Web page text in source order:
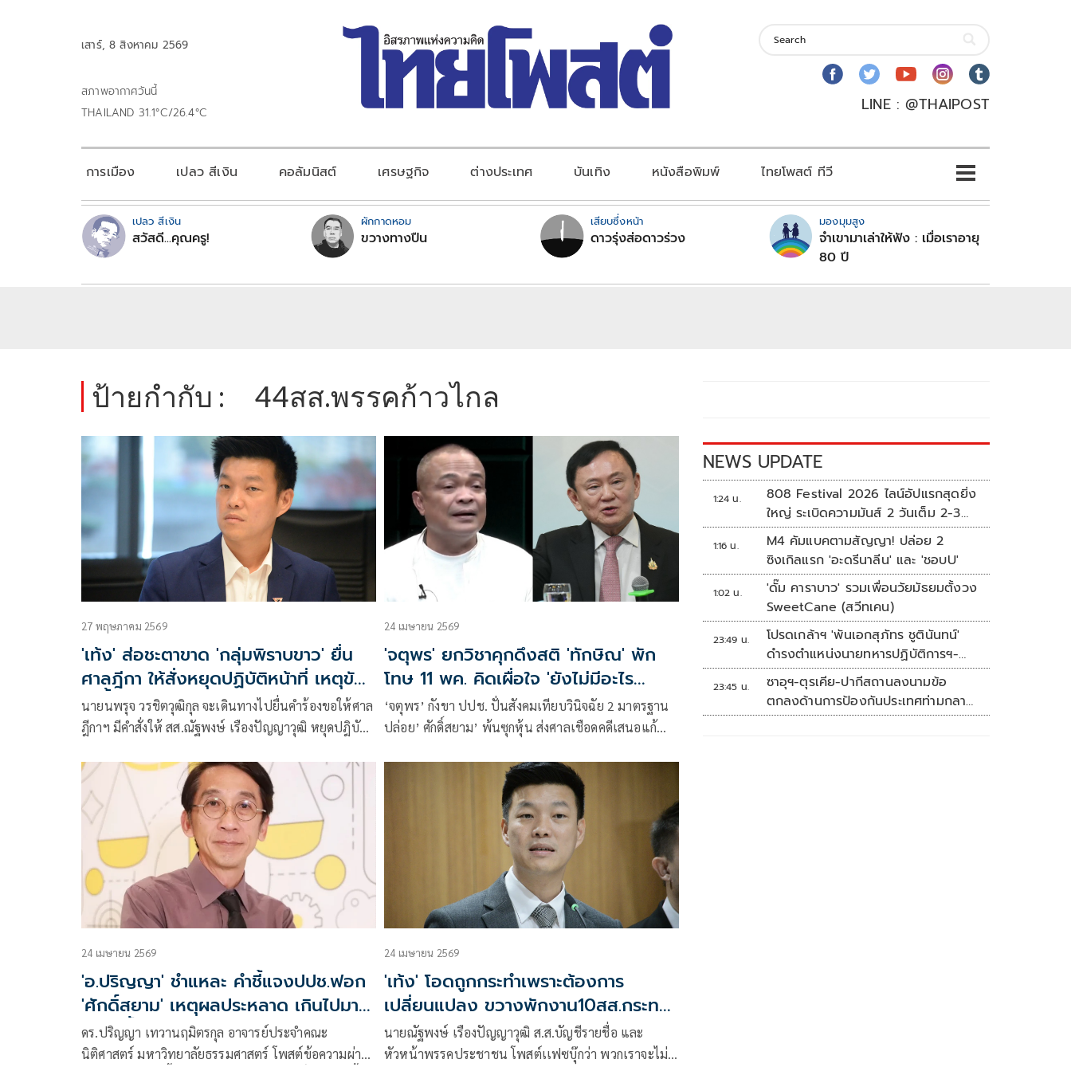
เสาร์, 8 สิงหาคม 2569
สภาพอากาศวันนี้
THAILAND 31.1°C/26.4°C
LINE : @THAIPOST
การเมือง เปลว สีเงิน คอลัมนิสต์ เศรษฐกิจ ต่างประเทศ บันเทิง หนังสือพิมพ์ ไทยโพสต์ ทีวี
เปลว สีเงิน
สวัสดี...คุณครู!
ผักกาดหอม
ขวางทางปืน
เสียบซึ่งหน้า
ดาวรุ่งส่อดาวร่วง
มองมุมสูง
จำเขามาเล่าให้ฟัง : เมื่อเราอายุ
80 ปี
ป้ายกำกับ : 44สส.พรรคก้าวไกล
27 พฤษภาคม 2569
'เท้ง' ส่อชะตาขาด 'กลุ่มพิราบขาว' ยื่น
ศาลฎีกา ให้สั่งหยุดปฏิบัติหน้าที่ เหตุขัด
คำสั่้งศาล
นายนพรุจ วรชิตวุฒิกุล จะเดินทางไปยื่นคำร้องขอให้ศาล
ฎีกาฯ มีคำสั่งให้ สส.ณัฐพงษ์ เรืองปัญญาวุฒิ หยุดปฎิบัติ
คดี 44 อดีต สส.พรรคก้าวไกล จากกรณีให้สัมภาษณ์ส่อ
เซาะกร่อนบ่อนทำลายสถาบันอย่างต่อเนื่อง
24 เมษายน 2569
'จตุพร' ยกวิชาคุกดึงสติ 'ทักษิณ' พัก
โทษ 11 พค. คิดเผื่อใจ 'ยังไม่มีอะไร
แน่นอน'
‘จตุพร’ กังขา ปปช. ปั่นสังคมเทียบวินิจฉัย 2 มาตรฐาน
ปล่อย’ ศักดิ์สยาม’ พ้นซุกหุ้น ส่งศาลเชือดคดีเสนอแก้
ดึงสติคิดเผื่อใจ ‘สิ่งที่แน่ใจ ยังไม่มีอะไรแน่นอน’
24 เมษายน 2569
'อ.ปริญญา' ชำแหละ คำชี้แจงปปช.ฟอก
'ศักดิ์สยาม' เหตุผลประหลาด เกินไปมาก
ฟังไม่ขึ้น
ดร.ปริญญา เทวานฤมิตรกุล อาจารย์ประจำคณะ
นิติศาสตร์ มหาวิทยาลัยธรรมศาสตร์ โพสต์ข้อความผ่าน
24 เมษายน 2569
'เท้ง' โอดถูกกระทำเพราะต้องการ
เปลี่ยนแปลง ขวางพักงาน10สส.กระทบ
ระบบรัฐสภา
นายณัฐพงษ์ เรืองปัญญาวุฒิ ส.ส.บัญชีรายชื่อ และ
หัวหน้าพรรคประชาชน โพสต์เเฟซบุ๊กว่า พวกเราจะไม่มี
NEWS UPDATE
1:24 น.
808 Festival 2026 ไลน์อัปแรกสุดยิ่ง
ใหญ่ ระเบิดความมันส์ 2 วันเต็ม 2-3
ต.ค.นี้
1:16 น.
M4 คัมแบคตามสัญญา! ปล่อย 2
ซิงเกิลแรก 'อะดรีนาลีน' และ 'ชอบU'
1:02 น.
'ดั๊ม คาราบาว' รวมเพื่อนวัยมัธยมตั้งวง
SweetCane (สวีทเคน)
23:49 น.
โปรดเกล้าฯ 'พันเอกสุภัทร ชูตินันทน์'
ดำรงตำแหน่งนายทหารปฏิบัติการฯ-
พระราชทานยศ 'พลตรี'
23:45 น.
ซาอุฯ-ตุรเคีย-ปากีสถานลงนามข้อ
ตกลงด้านการป้องกันประเทศท่ามกลาง
สงครามในภูมิภาค